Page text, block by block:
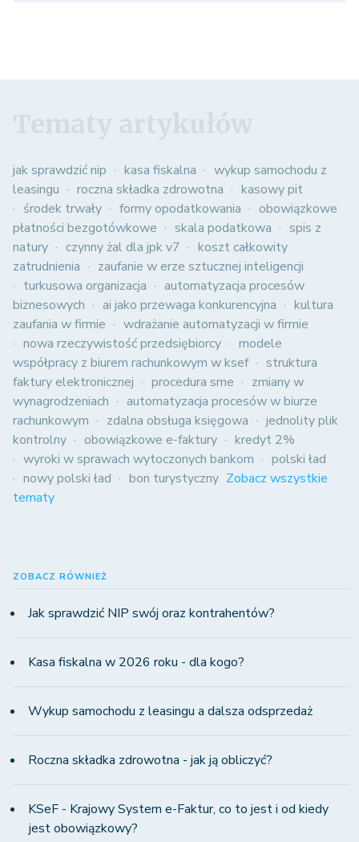
jak sprawdzić nip kasa fiskalna
wykup samochodu z
leasingu
roczna składka zdrowotna
kasowy pit
środek trwały
formy opodatkowania
obowiązkowe
płatności bezgotówkowe
skala podatkowa
spis z
natury
czynny żal dla jpk v7
koszt całkowity
zatrudnienia
zaufanie w erze sztucznej inteligencji
turkusowa organizacja
automatyzacja procesów
biznesowych
ai jako przewaga konkurencyjna
kultura
zaufania w firmie
wdrażanie automatyzacji w firmie
nowa rzeczywistość przedsiębiorcy
modele
współpracy z biurem rachunkowym w ksef
struktura
faktury elektronicznej
procedura sme
zmiany w
wynagrodzeniach
automatyzacja procesów w biurze
rachunkowym
zdalna obsługa księgowa
jednolity plik
kontrolny
obowiązkowe e-faktury
kredyt 2%
wyroki w sprawach wytoczonych bankom
polski ład
nowy polski ład
bon turystyczny Zobacz wszystkie
tematy
ZOBACZ RÓWNIEŻ
Jak sprawdzić NIP swój oraz kontrahentów?
Kasa fiskalna w 2026 roku - dla kogo?
Wykup samochodu z leasingu a dalsza odsprzedaż
Roczna składka zdrowotna - jak ją obliczyć?
KSeF - Krajowy System e-Faktur, co to jest i od kiedy
jest obowiązkowy?